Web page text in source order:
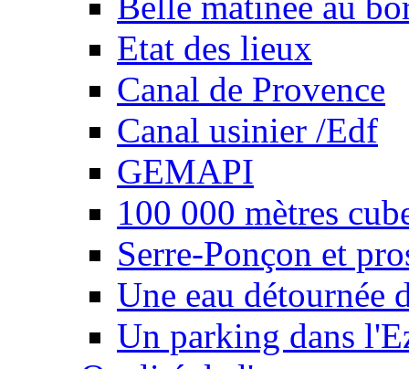
Etat des lieux
Canal de Provence
Canal usinier /Edf
GEMAPI
100 000 mètres
Serre-Ponçon et
Une eau détournée
Un parking dans